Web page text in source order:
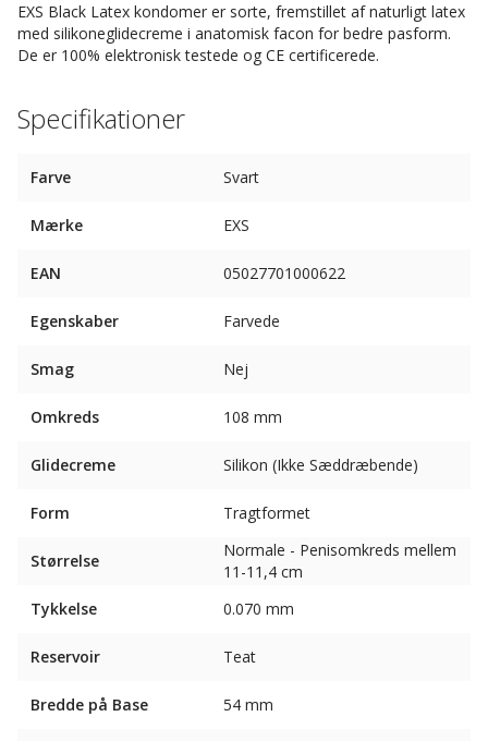
EXS Black Latex kondomer er sorte, fremstillet af naturligt latex
med silikoneglidecreme i anatomisk facon for bedre pasform.
De er 100% elektronisk testede og CE certificerede.
Specifikationer
Farve Svart
Mærke EXS
EAN 05027701000622
Egenskaber Farvede
Smag Nej
Omkreds 108 mm
Glidecreme Silikon (Ikke Sæddræbende)
Form Tragtformet
Størrelse
Normale - Penisomkreds mellem
11-11,4 cm
Tykkelse
0.070 mm
Reservoir Teat
Bredde på Base 54 mm